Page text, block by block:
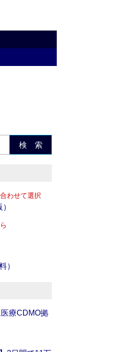
検 索
わせて選択
）
療CDMO拠